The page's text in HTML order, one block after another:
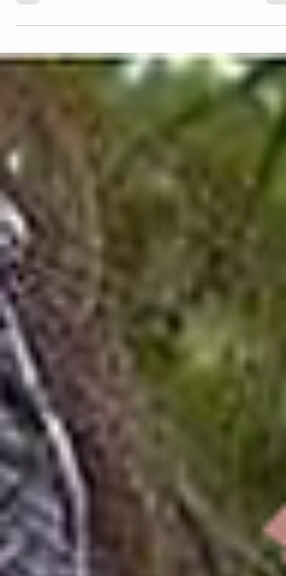
Nein, ich sage dir nicht, was du nicht mehr essen
sollst, im Gegenteil. Du und ich wissen, dass